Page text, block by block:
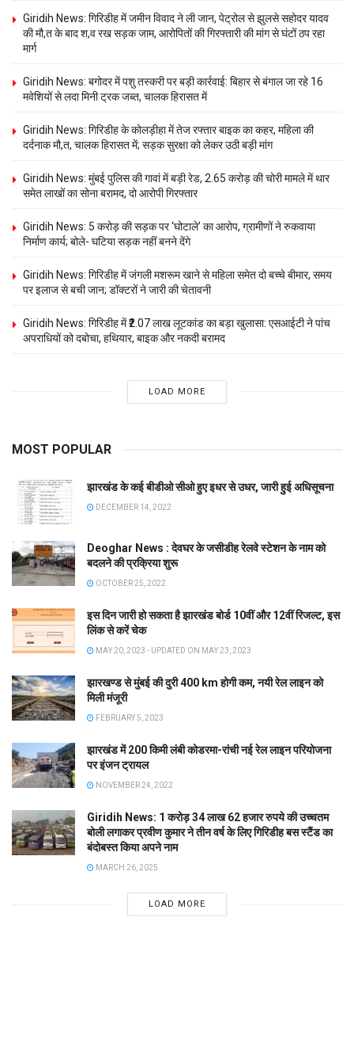
Giridih News: गिरिडीह में जमीन विवाद ने ली जान, पेट्रोल से झुलसे सहोदर यादव
की मौ,त के बाद श,व रख सड़क जाम, आरोपितों की गिरफ्तारी की मांग से घंटों ठप रहा
मार्ग
Giridih News: बगोदर में पशु तस्करी पर बड़ी कार्रवाई: बिहार से बंगाल जा रहे 16
मवेशियों से लदा मिनी ट्रक जब्त, चालक हिरासत में
Giridih News: गिरिडीह के कोलड़ीहा में तेज रफ्तार बाइक का कहर, महिला की
दर्दनाक मौ,त, चालक हिरासत में; सड़क सुरक्षा को लेकर उठी बड़ी मांग
Giridih News: मुंबई पुलिस की गावां में बड़ी रेड, 2.65 करोड़ की चोरी मामले में थार
समेत लाखों का सोना बरामद, दो आरोपी गिरफ्तार
Giridih News: 5 करोड़ की सड़क पर ‘घोटाले’ का आरोप, ग्रामीणों ने रुकवाया
निर्माण कार्य; बोले- घटिया सड़क नहीं बनने देंगे
Giridih News: गिरिडीह में जंगली मशरूम खाने से महिला समेत दो बच्चे बीमार, समय
पर इलाज से बची जान; डॉक्टरों ने जारी की चेतावनी
Giridih News: गिरिडीह में ₹2.07 लाख लूटकांड का बड़ा खुलासा: एसआईटी ने पांच
अपराधियों को दबोचा, हथियार, बाइक और नकदी बरामद
LOAD MORE
MOST POPULAR
झारखंड के कई बीडीओ सीओ हुए इधर से उधर, जारी हुई अधिसूचना
DECEMBER 14, 2022
Deoghar News : देवघर के जसीडीह रेलवे स्टेशन के नाम को
बदलने की प्रक्रिया शुरू
OCTOBER 25, 2022
इस दिन जारी हो सकता है झारखंड बोर्ड 10वीं और 12वीं रिजल्ट, इस
लिंक से करें चेक
MAY 20, 2023 - UPDATED ON MAY 23, 2023
झारखण्ड से मुंबई की दुरी 400 km होगी कम, नयी रेल लाइन को
मिली मंजूरी
FEBRUARY 5, 2023
झारखंड में 200 किमी लंबी कोडरमा-रांची नई रेल लाइन परियोजना
पर इंजन ट्रायल
NOVEMBER 24, 2022
Giridih News: 1 करोड़ 34 लाख 62 हजार रुपये की उच्चतम
बोली लगाकर प्रवीण कुमार ने तीन वर्ष के लिए गिरिडीह बस स्टैंड का
बंदोबस्त किया अपने नाम
MARCH 26, 2025
LOAD MORE